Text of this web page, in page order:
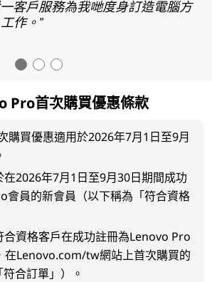
一客戶服務為我哋度身訂造電腦方
作。"
Pro首次購買優惠條款
購買優惠適用於2026年7月1日至9月
在2026年7月1日至9月30日期間成功
會員的新會員（以下稱為「符合資格
合資格客戶在成功註冊為Lenovo Pro
在Lenovo.com/tw網站上首次購買的
合訂單」）。